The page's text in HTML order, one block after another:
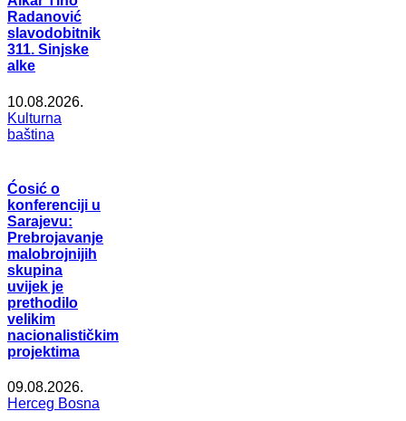
Radanović
slavodobitnik
311. Sinjske
alke
10.08.2026.
Kulturna
baština
Ćosić o
konferenciji u
Sarajevu:
Prebrojavanje
malobrojnijih
skupina
uvijek je
prethodilo
velikim
nacionalističkim
projektima
09.08.2026.
Herceg Bosna